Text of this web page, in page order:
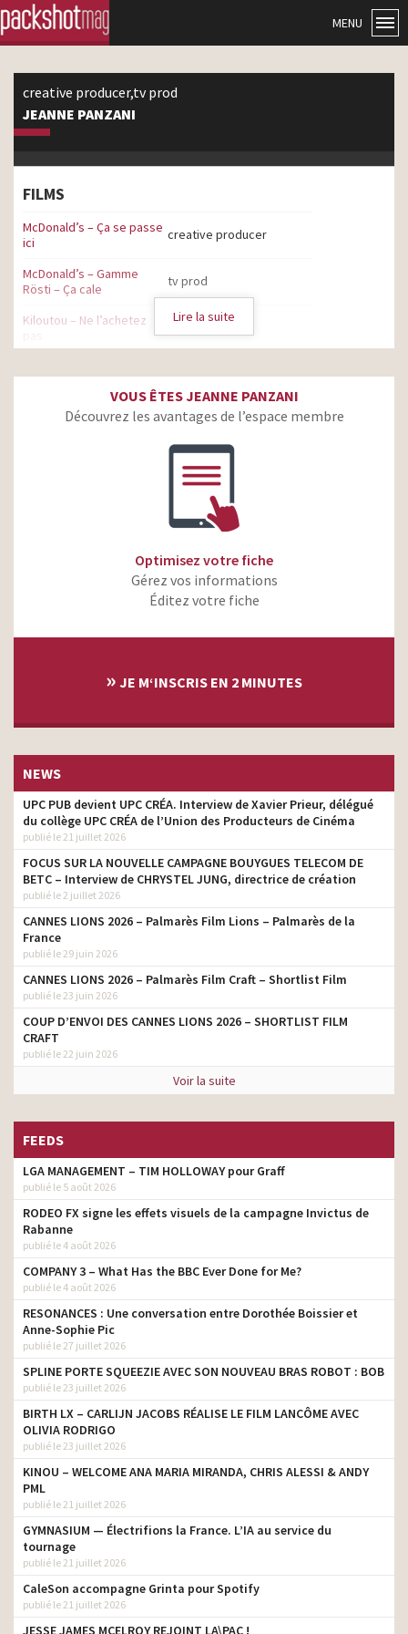
MENU
creative producer,tv prod
JEANNE PANZANI
FILMS
McDonald’s – Ça se passe
ici
creative producer
McDonald’s – Gamme
Rösti – Ça cale
tv prod
Kiloutou – Ne l’achetez
c’est bien, un bon prof
tv prod
tv prod
Lire la suite
VOUS ÊTES JEANNE PANZANI
Découvrez les avantages de l’espace membre
Optimisez votre fiche
Gérez vos informations
Éditez votre fiche
» JE M‘INSCRIS EN 2 MINUTES
NEWS
UPC PUB devient UPC CRÉA. Interview de Xavier Prieur, délégué
du collège UPC CRÉA de l’Union des Producteurs de Cinéma
publié le 21 juillet 2026
FOCUS SUR LA NOUVELLE CAMPAGNE BOUYGUES TELECOM DE
BETC – Interview de CHRYSTEL JUNG, directrice de création
publié le 2 juillet 2026
CANNES LIONS 2026 – Palmarès Film Lions – Palmarès de la
France
publié le 29 juin 2026
CANNES LIONS 2026 – Palmarès Film Craft – Shortlist Film
publié le 23 juin 2026
COUP D’ENVOI DES CANNES LIONS 2026 – SHORTLIST FILM
CRAFT
publié le 22 juin 2026
Voir la suite
FEEDS
LGA MANAGEMENT – TIM HOLLOWAY pour Graff
publié le 5 août 2026
RODEO FX signe les effets visuels de la campagne Invictus de
Rabanne
publié le 4 août 2026
COMPANY 3 – What Has the BBC Ever Done for Me?
publié le 4 août 2026
RESONANCES : Une conversation entre Dorothée Boissier et
Anne-Sophie Pic
publié le 27 juillet 2026
SPLINE PORTE SQUEEZIE AVEC SON NOUVEAU BRAS ROBOT : BOB
publié le 23 juillet 2026
BIRTH LX – CARLIJN JACOBS RÉALISE LE FILM LANCÔME AVEC
OLIVIA RODRIGO
publié le 23 juillet 2026
KINOU – WELCOME ANA MARIA MIRANDA, CHRIS ALESSI & ANDY
PML
publié le 21 juillet 2026
GYMNASIUM — Électrifions la France. L’IA au service du
tournage
publié le 21 juillet 2026
CaleSon accompagne Grinta pour Spotify
publié le 21 juillet 2026
JESSE JAMES MCELROY REJOINT LA\PAC !